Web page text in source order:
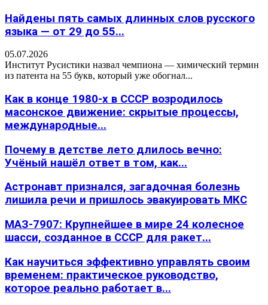
Найдены пять самых длинных слов русского
языка — от 29 до 55...
05.07.2026
Институт Русистики назвал чемпиона — химический термин
из патента на 55 букв, который уже обогнал...
Как в конце 1980-х в СССР возродилось
масонское движение: скрытые процессы,
международные...
Почему в детстве лето длилось вечно:
Учёный нашёл ответ в том, как...
Астронавт признался, загадочная болезнь
лишила речи и пришлось эвакуировать МКС
МАЗ-7907: Крупнейшее в мире 24 колесное
шасси, созданное в СССР для ракет...
Как научиться эффективно управлять своим
временем: практическое руководство,
которое реально работает в...